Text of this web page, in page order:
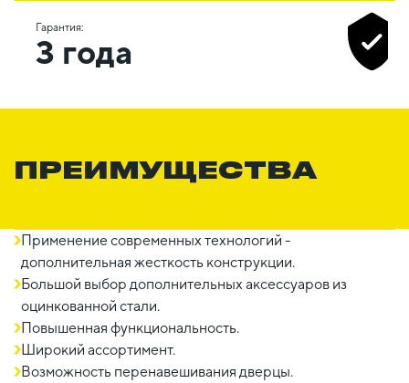
Гарантия:
3 года
ПРЕИМУЩЕСТВА
Применение современных технологий -
дополнительная жесткость конструкции.
Большой выбор дополнительных аксессуаров из
оцинкованной стали.
Повышенная функциональность.
Широкий ассортимент.
Возможность перенавешивания дверцы.